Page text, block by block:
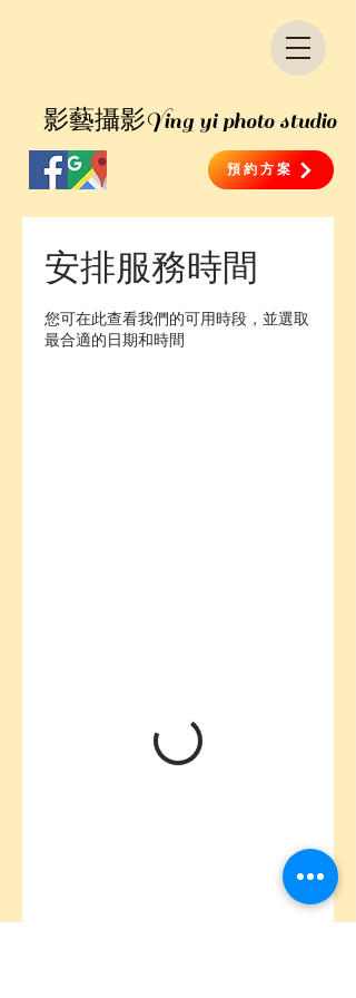
預約方案
​影藝攝影Ying yi photo studio
安排服務時間
您可在此查看我們的可用時段，並選取
最合適的日期和時間